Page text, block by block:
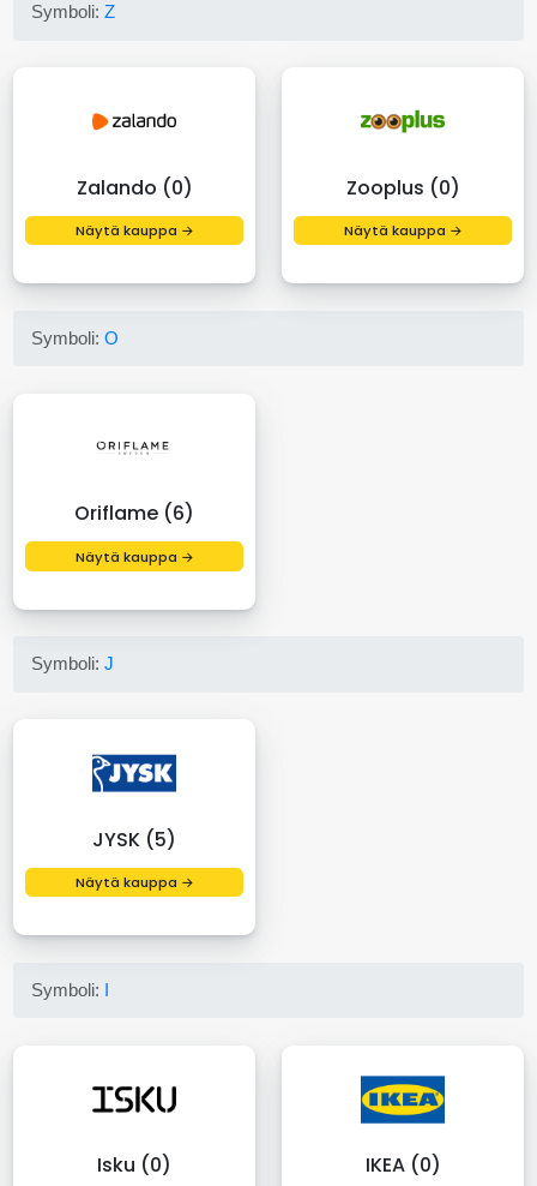
Symboli:Z
Zalando (0)
Näytä kauppa →
Zooplus (0)
Näytä kauppa →
Symboli:O
Oriflame (6)
Näytä kauppa →
Symboli:J
JYSK (5)
Näytä kauppa →
Symboli: I
Isku (0) IKEA (0)